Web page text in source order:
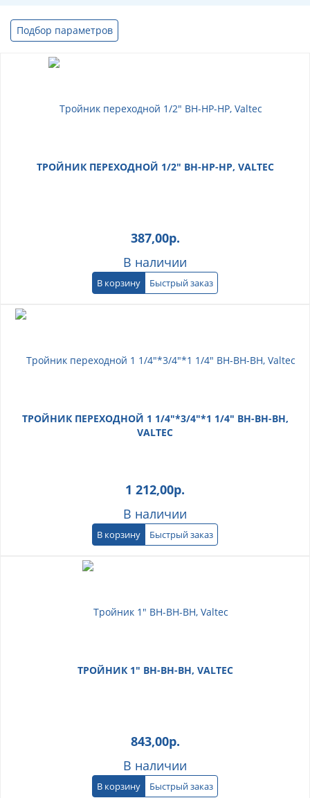
Подбор параметров
ТРОЙНИК ПЕРЕХОДНОЙ 1/2" ВН-НР-НР, VALTEC
387,00р.
В наличии
В корзину Быстрый заказ
ТРОЙНИК ПЕРЕХОДНОЙ 1 1/4"*3/4"*1 1/4" ВН-ВН-ВН,
VALTEC
1 212,00р.
В наличии
В корзину Быстрый заказ
ТРОЙНИК 1" ВН-ВН-ВН, VALTEC
843,00р.
В наличии
В корзину Быстрый заказ